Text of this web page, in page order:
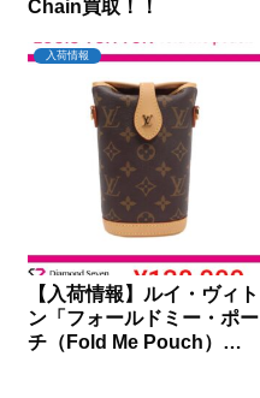
Chain買取！！
入荷情報
【入荷情報】ルイ・ヴィト
ン「フォールドミー・ポー
チ（Fold Me Pouch）」